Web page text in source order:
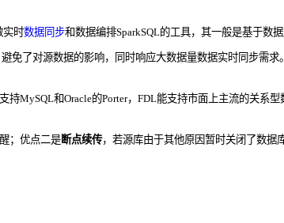
实时数据同步和数据编排SparkSQL的工具，其一般是基于数
免了对源数据的影响，同时响应大数据量数据实时同步需求。
MySQL和Oracle的Porter，FDL能支持市面上主流的关系型
；优点二是断点续传，若源库由于其他原因暂时关闭了数据